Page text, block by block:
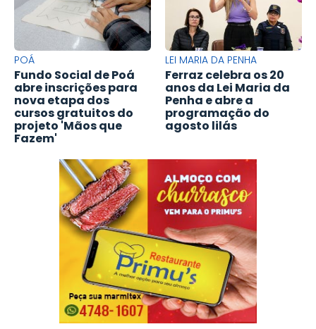
POÁ
Fundo Social de Poá
abre inscrições para
nova etapa dos
cursos gratuitos do
projeto 'Mãos que
Fazem'
LEI MARIA DA PENHA
Ferraz celebra os 20
anos da Lei Maria da
Penha e abre a
programação do
agosto lilás